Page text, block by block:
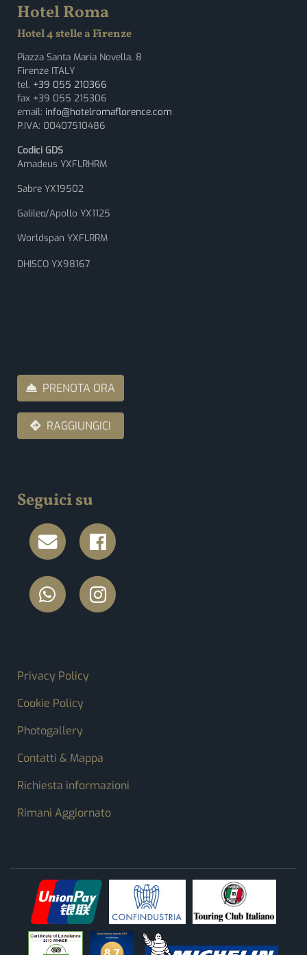
Hotel Roma
Hotel 4 stelle a Firenze
Piazza Santa Maria Novella, 8
Firenze ITALY
tel. +39 055 210366
fax +39 055 215306
email: info@hotelromaflorence.com
P.IVA: 00407510486
Codici GDS
Amadeus YXFLRHRM
Sabre YX19502
Galileo/Apollo YX1125
Worldspan YXFLRRM
DHISCO YX98167
PRENOTA ORA
RAGGIUNGICI
Seguici su
FOOTER MENU
Privacy Policy
Cookie Policy
Photogallery
Contatti & Mappa
Richiesta informazioni
Rimani Aggiornato